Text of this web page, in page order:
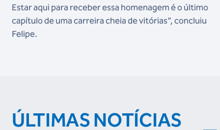
Estar aqui para receber essa homenagem é o último
capítulo de uma carreira cheia de vitórias”, concluiu
Felipe.
ÚLTIMAS NOTÍCIAS